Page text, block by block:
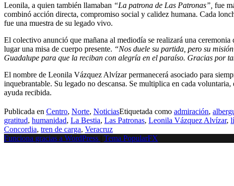
Leonila, a quien también llamaban “La patrona de Las Patronas”, fue
combinó acción directa, compromiso social y calidez humana. Cada
fue una muestra de su legado vivo.
El colectivo anunció que mañana al mediodía se realizará una
lugar una misa de cuerpo presente. “Nos duele su partida, pero su
Guadalupe para que la reciban con alegría en el paraíso. Gracias por
El nombre de Leonila Vázquez Alvízar permanecerá asociado para
inquebrantable. Su legado no descansa. Se multiplica en cada
ayuda recibida.
Publicada en Centro, Norte, NoticiasEtiquetada como admiración,
gratitud, humanidad, La Bestia, Las Patronas, Leonila Vázquez Alvízar,
Concordia, tren de carga, Veracruz
Funciona gracias a WordPress
Tema PopularFX